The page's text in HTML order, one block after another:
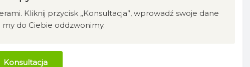
Kliknij przycisk „Konsultacja”, wprowadź swoje dane
do Ciebie oddzwonimy.
Konsultacja